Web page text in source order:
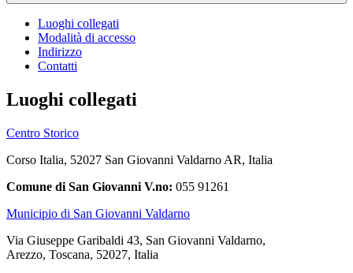
Luoghi collegati
Modalità di accesso
Indirizzo
Contatti
Luoghi collegati
Centro Storico
Corso Italia, 52027 San Giovanni Valdarno AR, Italia
Comune di San Giovanni V.no: 055 91261
Municipio di San Giovanni Valdarno
Via Giuseppe Garibaldi 43, San Giovanni Valdarno,
Arezzo, Toscana, 52027, Italia